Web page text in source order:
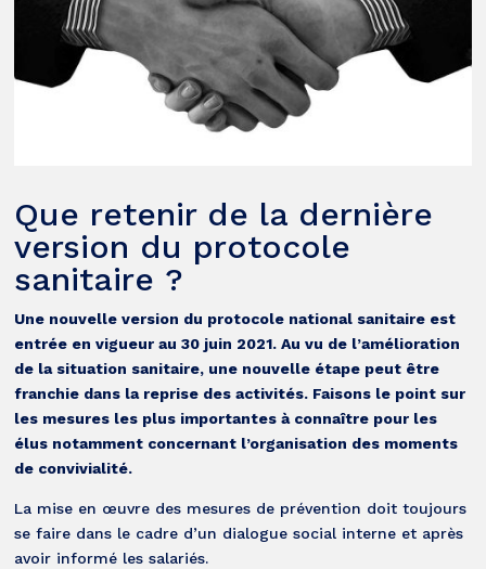
Que retenir de la dernière
version du protocole
sanitaire ?
Une nouvelle version du protocole national sanitaire est
entrée en vigueur au 30 juin 2021. Au vu de l’amélioration
de la situation sanitaire, une nouvelle étape peut être
franchie dans la reprise des activités. Faisons le point sur
les mesures les plus importantes à connaître pour les
élus notamment concernant l’organisation des moments
de convivialité.
La mise en œuvre des mesures de prévention doit toujours
se faire dans le cadre d’un dialogue social interne et après
avoir informé les salariés.